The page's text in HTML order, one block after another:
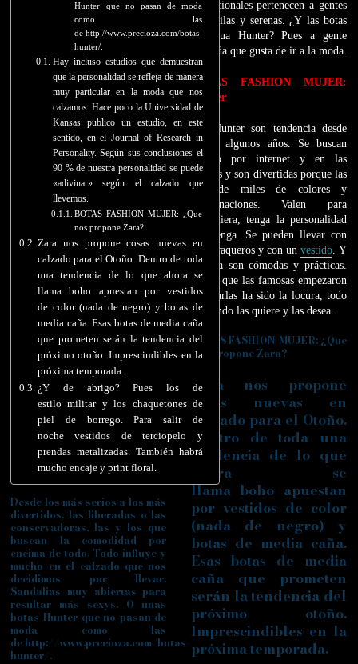
Hunter que no pasan de moda
como las
de http://www.precioza.com/botas-
hunter/.
Hay incluso estudios que demuestran
que la personalidad se refleja de manera
muy particular en la moda que nos
calzamos. Hace poco la Universidad de
Kansas publico un estudio, en este
sentido, en el Journal of Research in
Personality. Según sus conclusiones el
90 % de nuestra personalidad se puede
«adivinar» según el calzado que
llevemos.
BOTAS FASHION MUJER: ¿Que
nos propone Zara?
Zara nos propone cosas nuevas en
calzado para el Otoño. Dentro de toda
una tendencia de lo que ahora se
llama boho apuestan por vestidos
de color (nada de negro) y botas de
media caña. Esas botas de media caña
que prometen serán la tendencia del
próximo otoño. Imprescindibles en la
próxima temporada.
¿Y de abrigo? Pues los de
estilo militar y los chaquetones de
piel de borrego. Para salir de
noche vestidos de terciopelo y
prendas metalizadas. También habrá
mucho encaje y print floral.
Desde los más serios a los más
divertidos, las liberadas o las
conservadoras, las y los que
buscan la comodidad por
encima de todo. Todo influye y
mucho en el calzado que nos
decidimos por llevar.
Sandalias muy abiertas para
resultar más sexys. O unas
botas Hunter que no pasan de
moda como las
de http://www.precioza.com/botas-
hunter/.
y funcionales pertenecen a gentes
tranquilas y serenas. ¿Y las botas
de agua Hunter? Pues a gente
atrevida que gusta de ir a la moda.
BOTAS FASHION MUJER:
Hunter
Las Hunter son tendencia desde
hace algunos años. Se buscan
mucho por internet y en las
tiendas y son divertidas porque las
hay de miles de colores y
combinaciones. Valen para
cualquiera, tenga la personalidad
que tenga. Se pueden llevar con
unos vaqueros y con un vestido. Y
encima son cómodas y prácticas.
Desde que las famosas empezaron
a llevarlas ha sido la locura, todo
el mundo las quiere y las desea.
BOTAS FASHION MUJER: ¿Que
nos propone Zara?
Zara nos propone
cosas nuevas en
calzado para el Otoño.
Dentro de toda una
tendencia de lo que
ahora se
llama boho apuestan
por vestidos de color
(nada de negro) y
botas de media caña.
Esas botas de media
cañaque prometen
serán la tendencia del
próximo otoño.
Imprescindibles en la
próxima temporada.